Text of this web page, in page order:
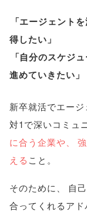
「エージェント
得したい 」
「自分のスケジ
進めていきたい 」
新卒就活でエー
対1で深いコミュ
に合う企業や、
える こと 。
そのために、 自
合ってくれるア